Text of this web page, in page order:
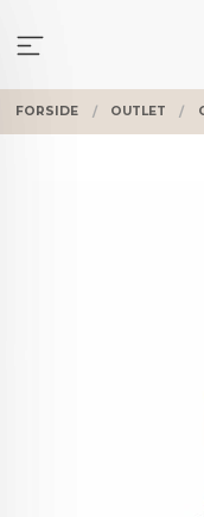
innholdet
FORSIDE OUTLET